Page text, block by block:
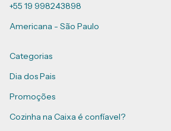
+55 19 998243898
Americana - São Paulo
Categorias
Dia dos Pais
Promoções
Cozinha na Caixa é confíavel?